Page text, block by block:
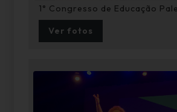
1° Congresso de Educação
Ver fotos